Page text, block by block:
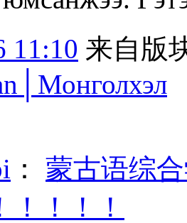
11:10 来自版
： 蒙古语综
！！！